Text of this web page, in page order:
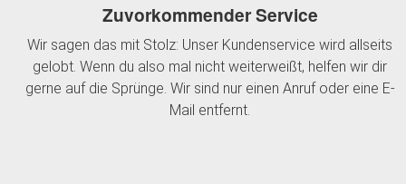
Zuvorkommender Service
Wir sagen das mit Stolz: Unser Kundenservice wird allseits
gelobt. Wenn du also mal nicht weiterweißt, helfen wir dir
gerne auf die Sprünge. Wir sind nur einen Anruf oder eine E-
Mail entfernt.